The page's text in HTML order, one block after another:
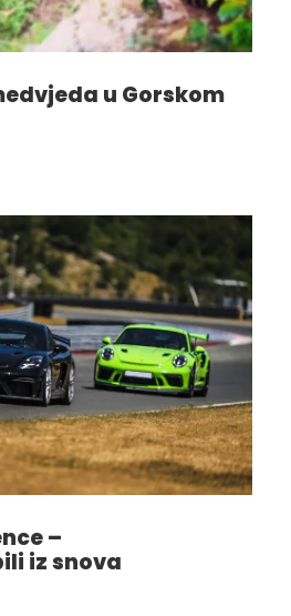
u Gorskom
–
iz snova